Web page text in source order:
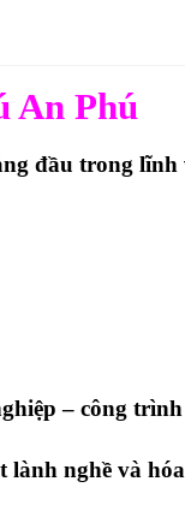
An Phú
đầu trong lĩnh
– công trình
lành nghề và